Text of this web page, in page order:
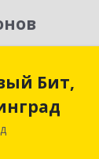
Бит,